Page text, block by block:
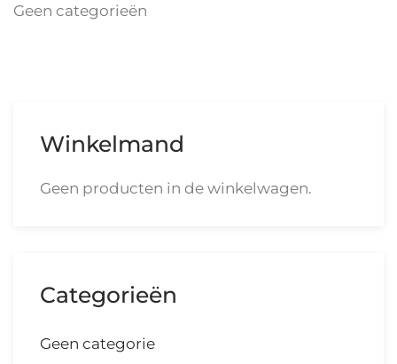
Geen categorieën
Winkelmand
Geen producten in de winkelwagen.
Categorieën
Geen categorie